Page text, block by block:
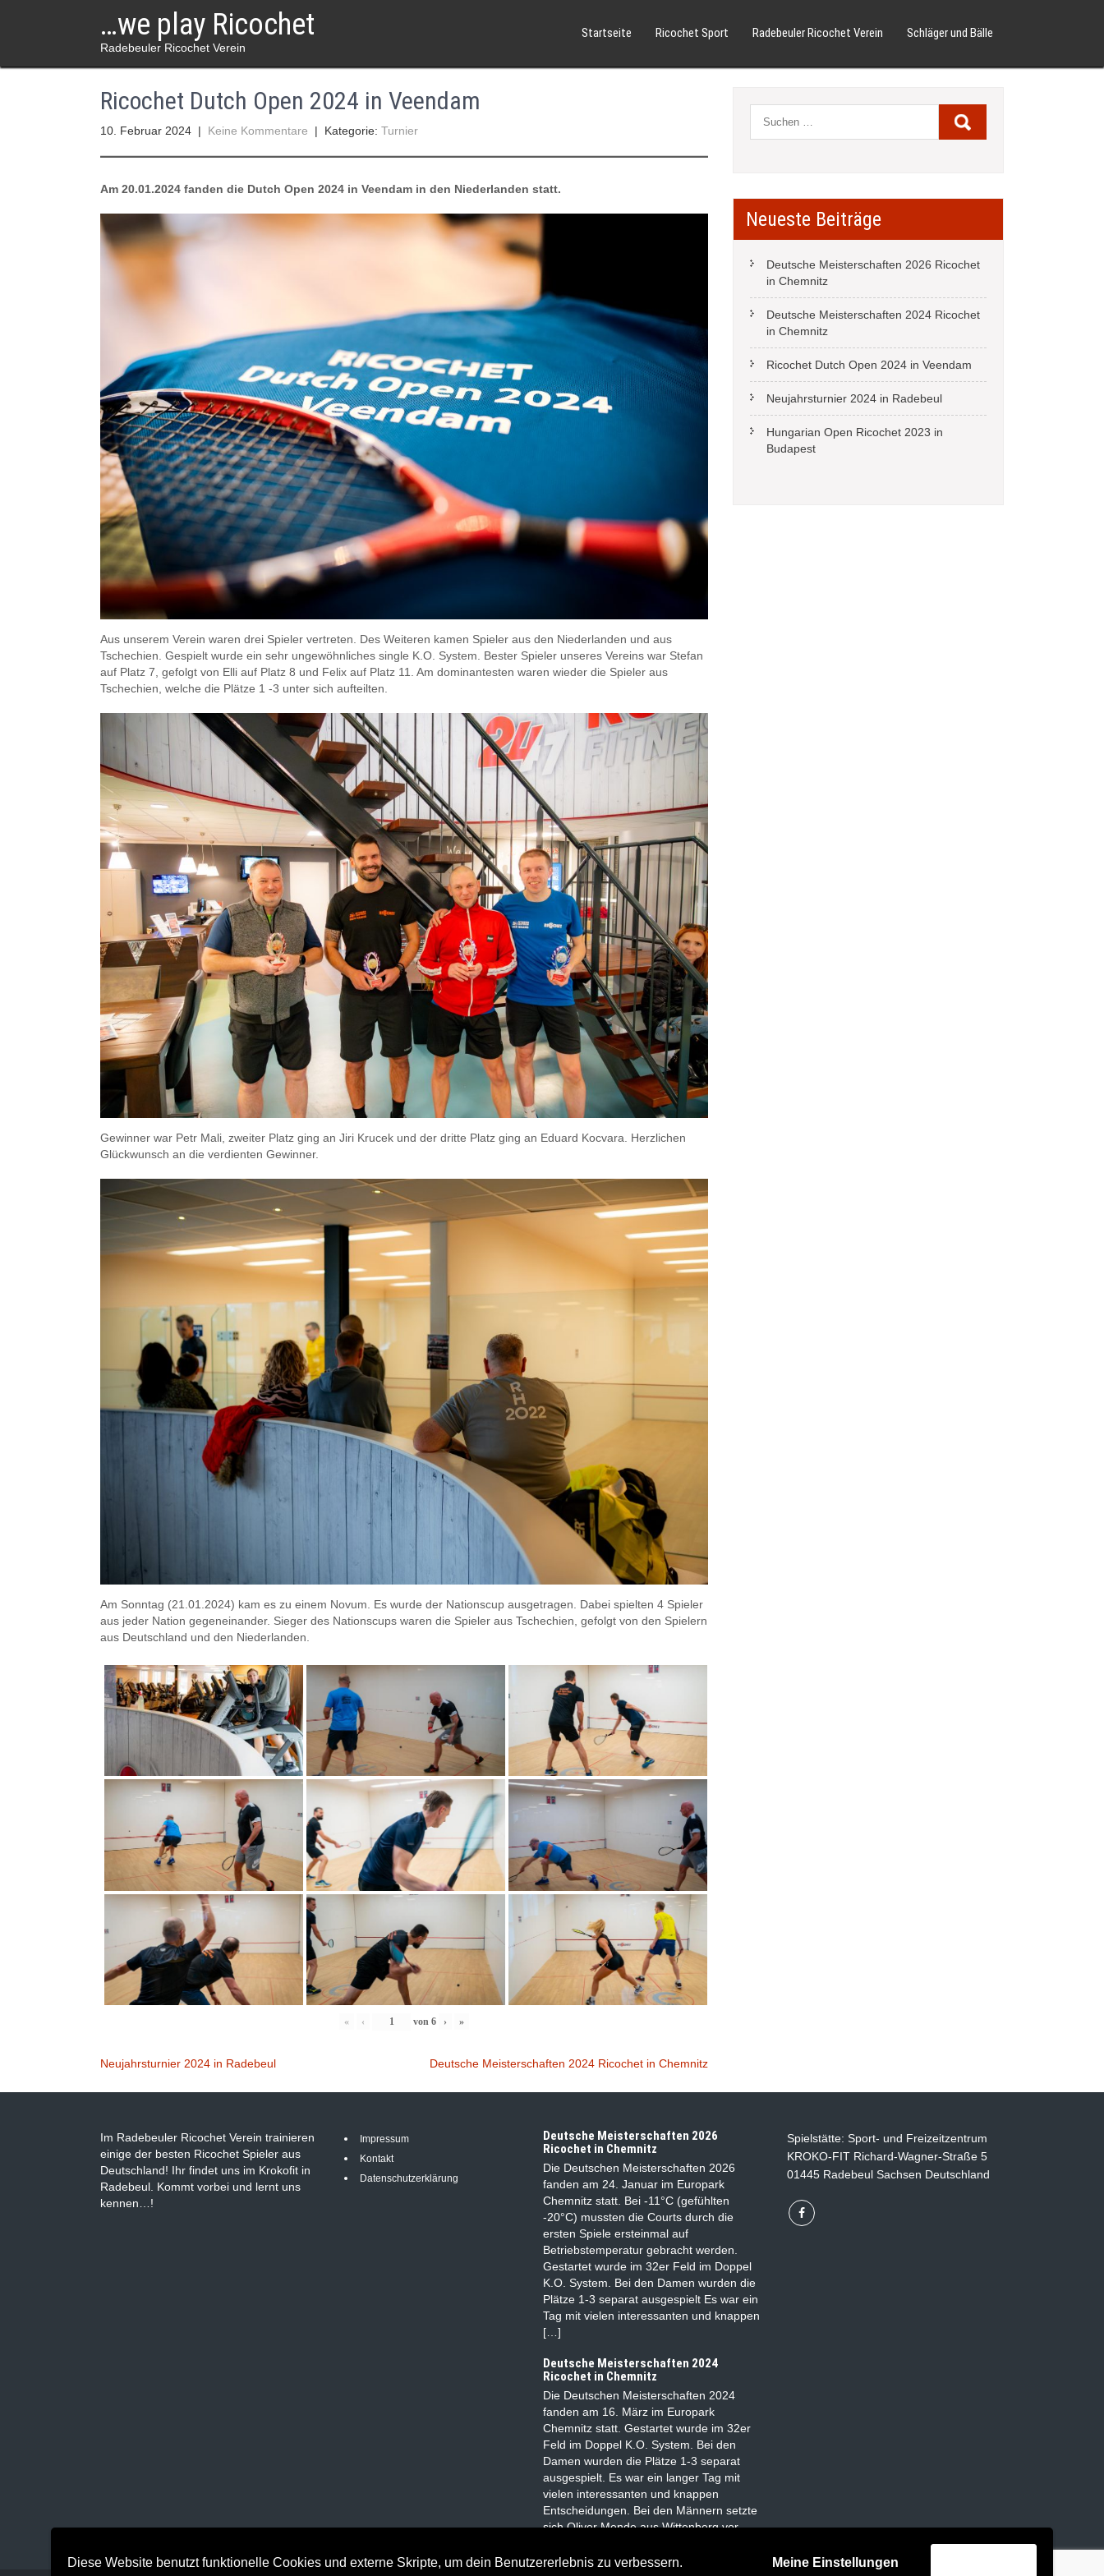
Diese Website benutzt funktionelle Cookies und externe Skripte, um dein Benutzererlebnis zu verbessern. Meine Einstellungen
…we play Ricochet
Radebeuler Ricochet Verein
Startseite Ricochet Sport Radebeuler Ricochet Verein Schläger und Bälle
Ricochet Dutch Open 2024 in Veendam
10. Februar 2024 | Keine Kommentare | Kategorie: Turnier
Am 20.01.2024 fanden die Dutch Open 2024 in Veendam in den Niederlanden statt.
Aus unserem Verein waren drei Spieler vertreten. Des Weiteren kamen Spieler aus den Niederlanden und aus
Tschechien. Gespielt wurde ein sehr ungewöhnliches single K.O. System. Bester Spieler unseres Vereins war Stefan
auf Platz 7, gefolgt von Elli auf Platz 8 und Felix auf Platz 11. Am dominantesten waren wieder die Spieler aus
Tschechien, welche die Plätze 1 -3 unter sich aufteilten.
Gewinner war Petr Mali, zweiter Platz ging an Jiri Krucek und der dritte Platz ging an Eduard Kocvara. Herzlichen
Glückwunsch an die verdienten Gewinner.
Am Sonntag (21.01.2024) kam es zu einem Novum. Es wurde der Nationscup ausgetragen. Dabei spielten 4 Spieler
aus jeder Nation gegeneinander. Sieger des Nationscups waren die Spieler aus Tschechien, gefolgt von den Spielern
aus Deutschland und den Niederlanden.
« ‹ von 6 › »
Beitragsnavigation
Neujahrsturnier 2024 in Radebeul Deutsche Meisterschaften 2024 Ricochet in Chemnitz
Neueste Beiträge
Deutsche Meisterschaften 2026 Ricochet
in Chemnitz
Deutsche Meisterschaften 2024 Ricochet
in Chemnitz
Ricochet Dutch Open 2024 in Veendam
Neujahrsturnier 2024 in Radebeul
Hungarian Open Ricochet 2023 in
Budapest
Im Radebeuler Ricochet Verein trainieren
einige der besten Ricochet Spieler aus
Deutschland! Ihr findet uns im Krokofit in
Radebeul. Kommt vorbei und lernt uns
kennen…!
Impressum
Kontakt
Datenschutzerklärung
Deutsche Meisterschaften 2026
Ricochet in Chemnitz
Die Deutschen Meisterschaften 2026
fanden am 24. Januar im Europark
Chemnitz statt. Bei -11°C (gefühlten
-20°C) mussten die Courts durch die
ersten Spiele ersteinmal auf
Betriebstemperatur gebracht werden.
Gestartet wurde im 32er Feld im Doppel
K.O. System. Bei den Damen wurden die
Plätze 1-3 separat ausgespielt Es war ein
Tag mit vielen interessanten und knappen
[…]
Deutsche Meisterschaften 2024
Ricochet in Chemnitz
Die Deutschen Meisterschaften 2024
fanden am 16. März im Europark
Chemnitz statt. Gestartet wurde im 32er
Feld im Doppel K.O. System. Bei den
Damen wurden die Plätze 1-3 separat
ausgespielt. Es war ein langer Tag mit
vielen interessanten und knappen
Entscheidungen. Bei den Männern setzte
sich Oliver Mende aus Wittenberg vor
Spielstätte: Sport- und Freizeitzentrum
KROKO-FIT Richard-Wagner-Straße 5
01445 Radebeul Sachsen Deutschland